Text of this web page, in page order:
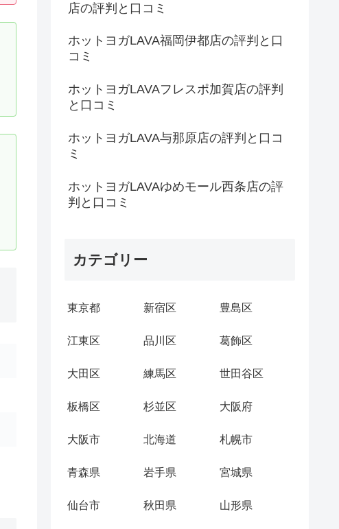
店の評判と口コミ
ホットヨガLAVA福岡伊都店の評判と口
コミ
ホットヨガLAVAフレスポ加賀店の評判
と口コミ
ホットヨガLAVA与那原店の評判と口コ
ミ
ホットヨガLAVAゆめモール西条店の評
判と口コミ
カテゴリー
東京都 新宿区 豊島区
江東区 品川区 葛飾区
大田区 練馬区 世田谷区
板橋区 杉並区 大阪府
大阪市 北海道 札幌市
青森県 岩手県 宮城県
仙台市 秋田県 山形県